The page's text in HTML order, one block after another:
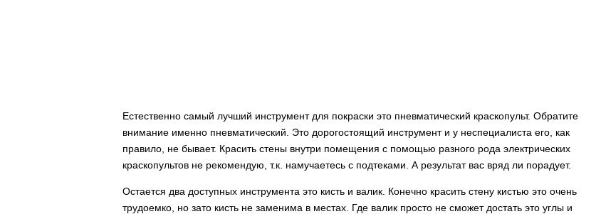
Естественно самый лучший инструмент для покраски это пневматический краскопульт. Обратите
внимание именно пневматический. Это дорогостоящий инструмент и у неспециалиста его, как
правило, не бывает. Красить стены внутри помещения с помощью разного рода электрических
краскопультов не рекомендую, т.к. намучаетесь с подтеками. А результат вас вряд ли порадует.
Остается два доступных инструмента это кисть и валик. Конечно красить стену кистью это очень
трудоемко, но зато кисть не заменима в местах. Где валик просто не сможет достать это углы и